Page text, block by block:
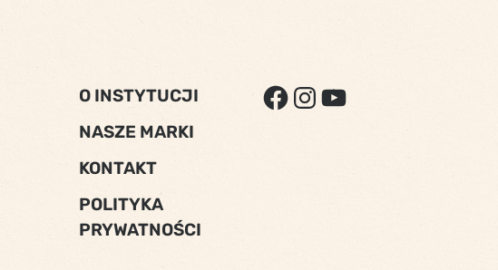
O INSTYTUCJI
NASZE MARKI
KONTAKT
POLITYKA
PRYWATNOŚCI
FACEBOOK
INSTAGRAM